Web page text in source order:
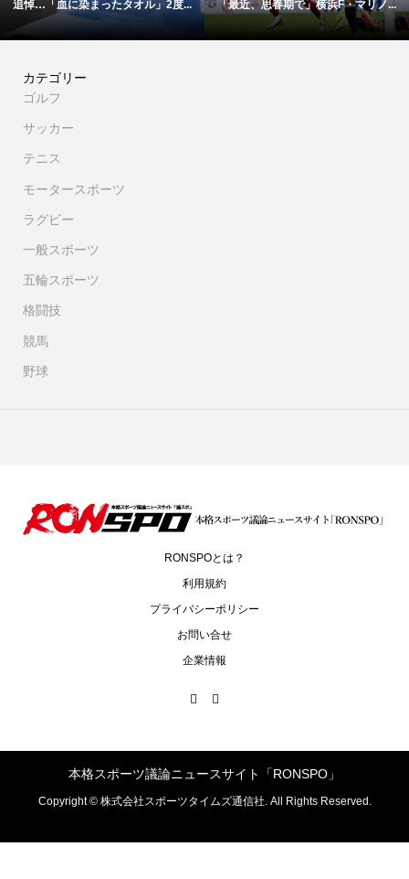
オル」2度... 「最近、思春期で」横浜F・マリノ... 【映像】これが横浜
カテゴリー
ゴルフ
サッカー
テニス
モータースポーツ
ラグビー
一般スポーツ
五輪スポーツ
格闘技
競馬
野球
RONSPOとは？
利用規約
プライバシーポリシー
お問い合せ
企業情報
本格スポーツ議論ニュースサイト「RONSPO」
Copyright ©株式会社スポーツタイムズ通信社. All Rights Reserved.